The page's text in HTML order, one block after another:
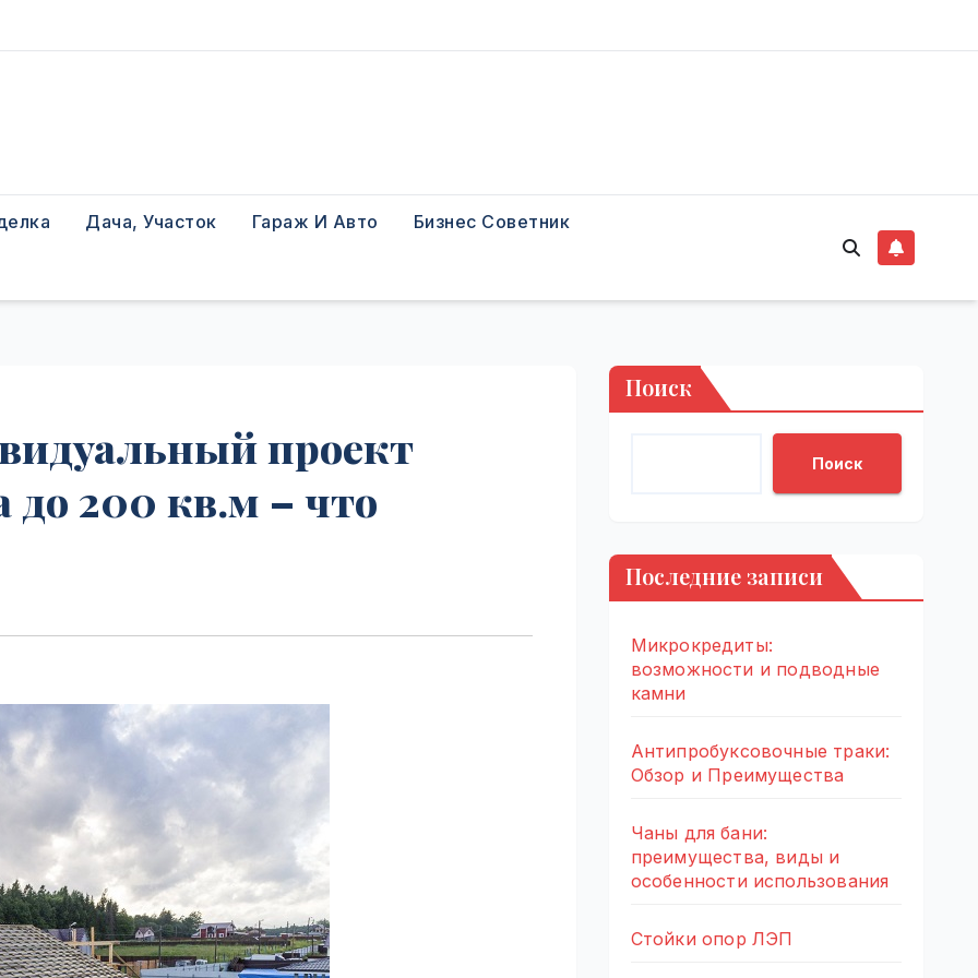
Дача, Участок Гараж И Авто Бизнес Советник
проект
до 200 кв.м – что
Поиск
Поиск
Последние записи
Микрокредиты:
возможности и подводные
камни
Антипробуксовочные траки:
Обзор и Преимущества
Чаны для бани:
преимущества, виды и
особенности использования
Стойки опор ЛЭП